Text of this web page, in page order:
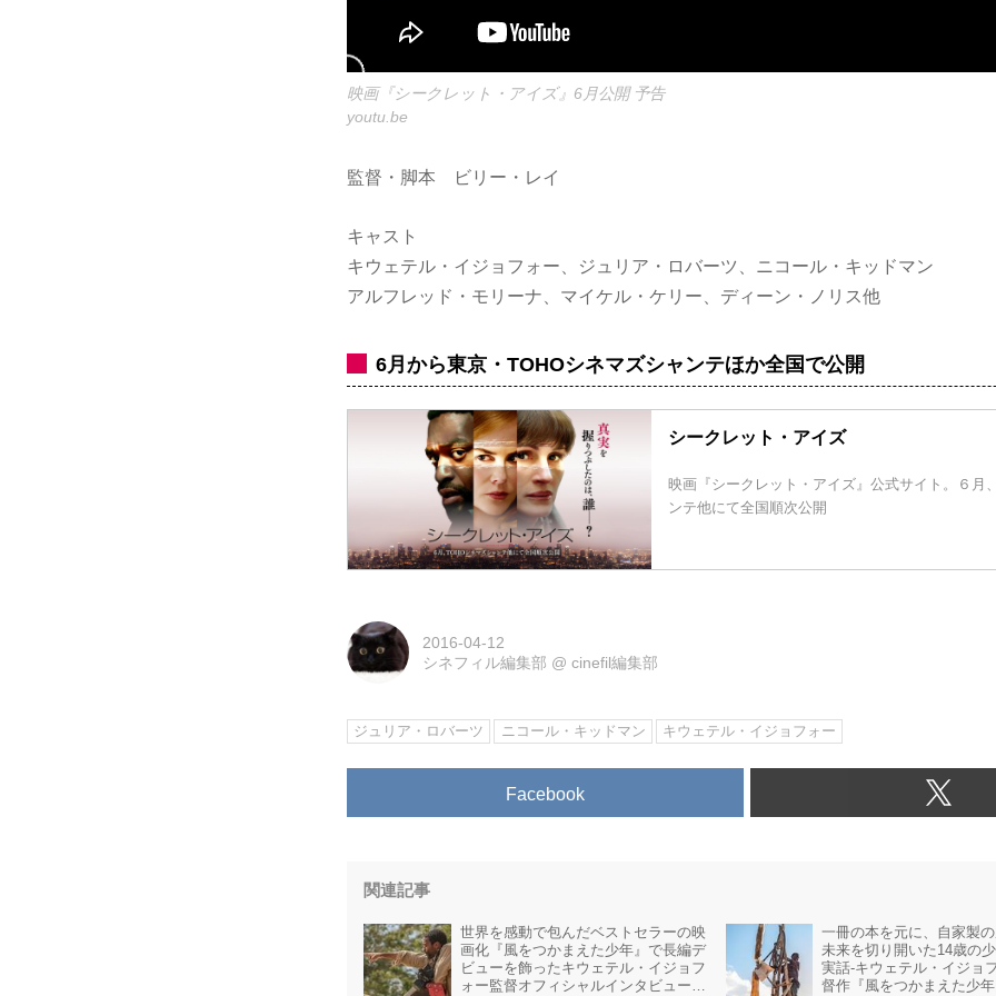
映画『シークレット・アイズ』6月公開 予告
youtu.be
監督・脚本 ビリー・レイ
キャスト
キウェテル・イジョフォー、ジュリア・ロバーツ、ニコール・キッドマン
アルフレッド・モリーナ、マイケル・ケリー、ディーン・ノリス他
6月から東京・TOHOシネマズシャンテほか全国で公開
シークレット・アイズ
映画『シークレット・アイズ』公式サイト。６月
ンテ他にて全国順次公開
2016-04-12
シネフィル編集部 @cinefil編集部
ジュリア・ロバーツ ニコール・キッドマン キウェテル・イジョフォー
Facebook
関連記事
世界を感動で包んだベストセラーの映
画化『風をつかまえた少年』で長編デ
ビューを飾ったキウェテル・イジョフ
ォー監督オフィシャルインタビューが
一冊の本を元に、自家製
未来を切り開いた14歳の
実話-キウェテル・イジョ
督作『風をつかまえた少年